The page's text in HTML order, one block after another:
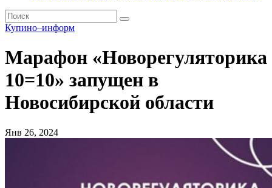
Купино–информ
Марафон «Новорегуляторика
10=10» запущен в
Новосибирской области
Янв 26, 2024